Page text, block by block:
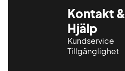
Kontakt &
Hjälp
Kundservice
Tillgänglighet